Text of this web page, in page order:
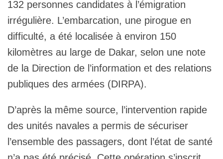
132 personnes candidates à l’émigration
irrégulière. L’embarcation, une pirogue en
difficulté, a été localisée à environ 150
kilomètres au large de Dakar, selon une note
de la Direction de l’information et des relations
publiques des armées (DIRPA).
D’après la même source, l’intervention rapide
des unités navales a permis de sécuriser
l’ensemble des passagers, dont l’état de santé